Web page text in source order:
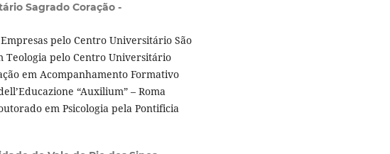
Sagrado Coração -
pelo Centro Universitário São
Teologia pelo Centro Universitário
em Acompanhamento Formativo
“Auxilium” – Roma
em Psicologia pela Pontificia